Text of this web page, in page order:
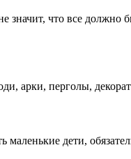
что все
арки, перголы,
маленькие дети,